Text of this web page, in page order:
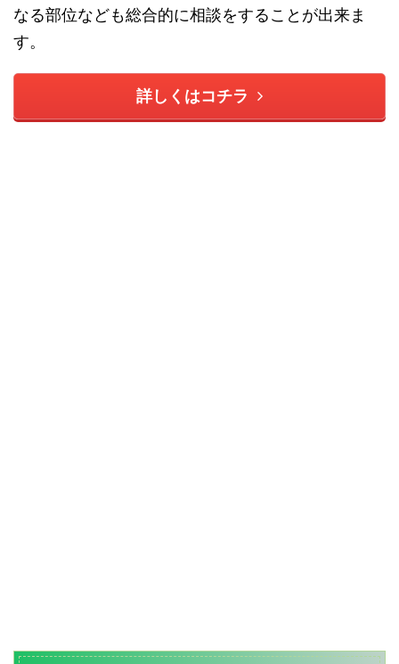
なる部位なども総合的に相談をすることが出来ま
す。
詳しくはコチラ